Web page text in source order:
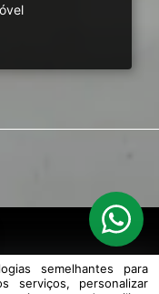
semelhantes para
serviços, personalizar